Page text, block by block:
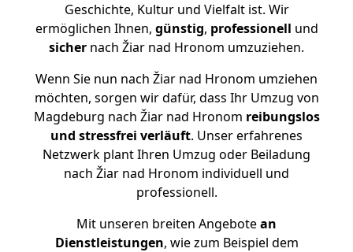
Geschichte, Kultur und Vielfalt ist. Wir
ermöglichen Ihnen, günstig, professionell und
sicher nach Žiar nad Hronom umzuziehen.
Wenn Sie nun nach Žiar nad Hronom umziehen
möchten, sorgen wir dafür, dass Ihr Umzug von
Magdeburg nach Žiar nad Hronom reibungslos
und stressfrei verläuft. Unser erfahrenes
Netzwerk plant Ihren Umzug oder Beiladung
nach Žiar nad Hronom individuell und
professionell.
Mit unseren breiten Angebotean
Dienstleistungen, wie zum Beispiel dem